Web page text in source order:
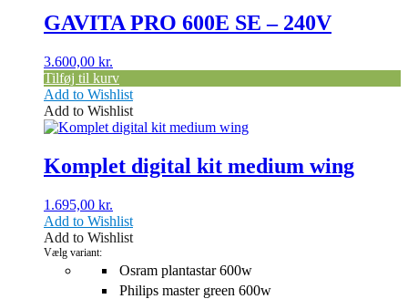
GAVITA PRO 600E SE – 240V
3.600,00 kr.
Tilføj til kurv
Add to Wishlist
Add to Wishlist
Komplet digital kit medium wing
1.695,00 kr.
Osram plantastar 600w
Philips master green 600w
Vælg variant:
Dette
har
flere
Mulighederne
kan
vælges
på
varesiden
Add to Wishlist
Add to Wishlist